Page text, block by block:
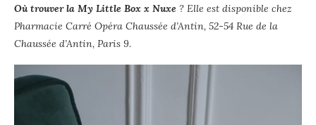
Où trouver la My Little Box x Nuxe ? Elle est disponible chez
Pharmacie Carré Opéra Chaussée d’Antin, 52-54 Rue de la
Chaussée d’Antin, Paris 9.